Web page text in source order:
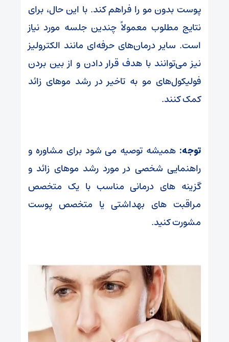
پوست بدون مو را فراهم کند. با این حال، برای
نتایج مطلوب معمولاً چندین جلسه مورد نیاز
است. سایر درمان‌های حرفه‌ای مانند الکترولیز
نیز می‌توانند با هدف قرار دادن و از بین بردن
فولیکول‌های مو به تاخیر در رشد موهای زائد
کمک کنند.
توجه: همیشه توصیه می شود برای مشاوره و
راهنمایی شخصی در مورد رشد موهای زائد و
گزینه های درمانی مناسب با یک متخصص
مراقبت های بهداشتی یا متخصص پوست
مشورت کنید.